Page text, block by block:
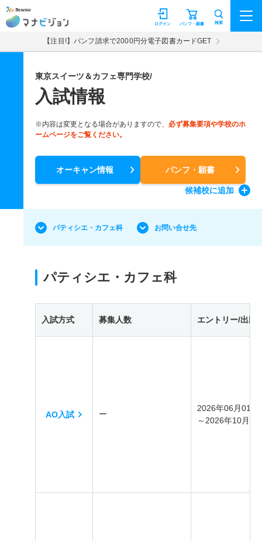
マナビジョン パンフ・願書
ログイン 検索
【注目!】パンフ請求で2000円分電子図書カードGET
東京スイーツ＆カフェ専門学校/
入試情報
※内容は変更となる場合がありますので、 必ず募集要項や学校のホ
ームページをご覧ください。
オーキャン情報 パンフ・願書
候補校に追加
パティシエ・カフェ科 お問い合せ先
パティシエ・カフェ科
入試方式 募集人数 エントリー/出願
AO入試 ー
2026年06月01日
～2026年10月31